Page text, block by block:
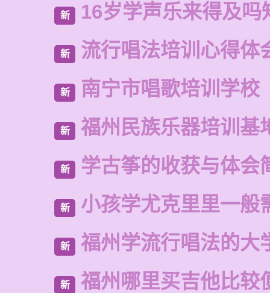
新 16岁学声乐来得及吗
新 流行唱法培训心得体
新 南宁市唱歌培训学校
新 福州民族乐器培训基
新 学古筝的收获与体会
新 小孩学尤克里里一般
新 福州学流行唱法的大
新 福州哪里买吉他比较